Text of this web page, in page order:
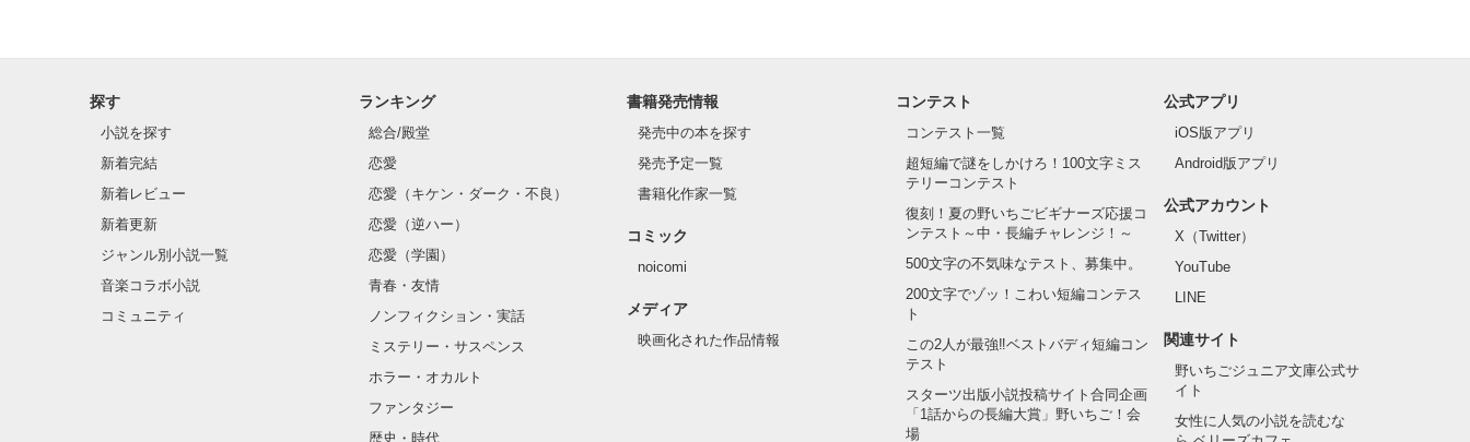
探す
小説を探す
新着完結
新着レビュー
新着更新
ジャンル別小説一覧
音楽コラボ小説
コミュニティ
ランキング
総合/殿堂
恋愛
恋愛（キケン・ダーク・不良）
恋愛（逆ハー）
恋愛（学園）
青春・友情
ノンフィクション・実話
ミステリー・サスペンス
ホラー・オカルト
ファンタジー
歴史・時代
書籍発売情報
発売中の本を探す
発売予定一覧
書籍化作家一覧
コミック
noicomi
メディア
映画化された作品情報
コンテスト
コンテスト一覧
超短編で謎をしかけろ！100文字ミス
テリーコンテスト
復刻！夏の野いちごビギナーズ応援コ
ンテスト～中・長編チャレンジ！～
500文字の不気味なテスト、募集中。
200文字でゾッ！こわい短編コンテス
ト
この2人が最強‼ベストバディ短編コン
テスト
スターツ出版小説投稿サイト合同企画
「1話からの長編大賞」野いちご！会
場
公式アプリ
iOS版アプリ
Android版アプリ
公式アカウント
X（Twitter）
YouTube
LINE
関連サイト
野いちごジュニア文庫公式サ
イト
女性に人気の小説を読むな